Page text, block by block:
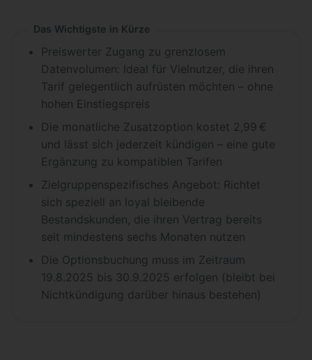
Das Wichtigste in Kürze
Preiswerter Zugang zu grenzlosem
Datenvolumen: Ideal für Vielnutzer, die ihren
Tarif gelegentlich aufrüsten möchten – ohne
hohen Einstiegspreis
Die monatliche Zusatzoption kostet 2,99 €
und lässt sich jederzeit kündigen – eine gute
Ergänzung zu kompatiblen Tarifen
Zielgruppenspezifisches Angebot: Richtet
sich speziell an loyal bleibende
Bestandskunden, die ihren Vertrag bereits
seit mindestens sechs Monaten nutzen
Die Optionsbuchung muss im Zeitraum
19.8.2025 bis 30.9.2025 erfolgen (bleibt bei
Nichtkündigung darüber hinaus bestehen)